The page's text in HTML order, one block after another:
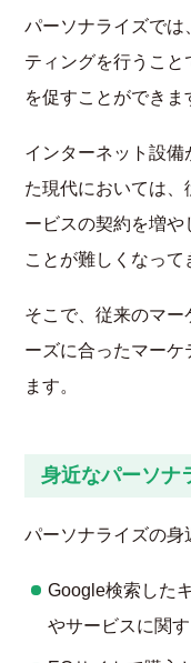
パーソナライズでは
ティングを行うこと
を促すことができま
インターネット設備
た現代においては
ービスの契約を増や
ことが難しくなって
そこで、従来のマ
ーズに合ったマー
ます。
身近なパーソナ
パーソナライズの身
Google検索した
やサービスに関